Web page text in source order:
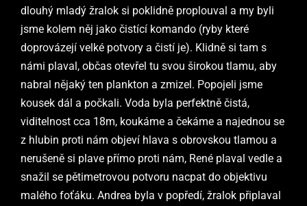
dlouhý mladý žralok si poklidně proplouval a my byli
jsme kolem něj jako čistící komando (ryby které
doprovázejí velké potvory a čistí je). Klidně si tam s
námi plaval, občas otevřel tu svou širokou tlamu, aby
nabral nějaký ten plankton a zmizel. Popojeli jsme
kousek dál a počkali. Voda byla perfektně čistá,
viditelnost cca 18m, koukáme a čekáme a najednou se
z hlubin proti nám objeví hlava s obrovskou tlamou a
nerušeně si plave přímo proti nám, René plaval vedle a
snažil se pětimetrovou potvoru nacpat do objektivu
malého foťáku. Andrea byla v popředí, žralok připlaval